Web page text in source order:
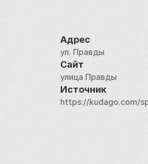
Адрес
ул. Правды
Сайт
улица Правды
Источник
https://kudago.com/